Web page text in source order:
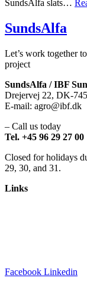
SundsAlfa slats…
SundsAlfa
Let’s work together
project
SundsAlfa / IBF
Drejervej 22, DK-
E-mail: agro@ibf.dk
– Call us today
Tel. +45 96 29 27 00
Closed for holidays
29, 30, and 31.
Links
Facebook Linkedin